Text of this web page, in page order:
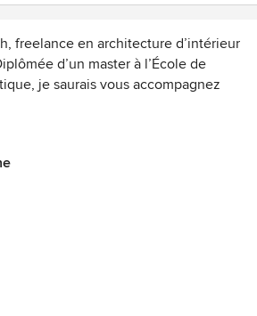
freelance en architecture d’intérieur
d’un master à l’École de
je saurais vous accompagnez
d’intérieurs, ou locaux
s’étendent du premier rendez
tendances en architecture et
nous saurons répondre au mieux à